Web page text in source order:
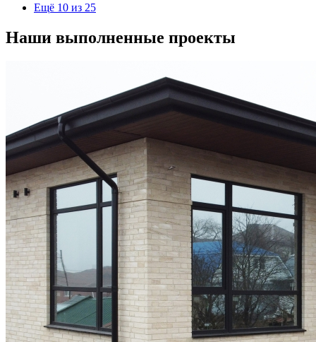
Ещё 10 из 25
Наши выполненные проекты